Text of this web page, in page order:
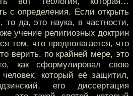
с определения. Если открыть
да, это наука, в частности,
учение религиозных доктрин
тем, что предполагается, что
верить, по крайней мере, это
как сформулировал свою
который её защитил,
его диссертация